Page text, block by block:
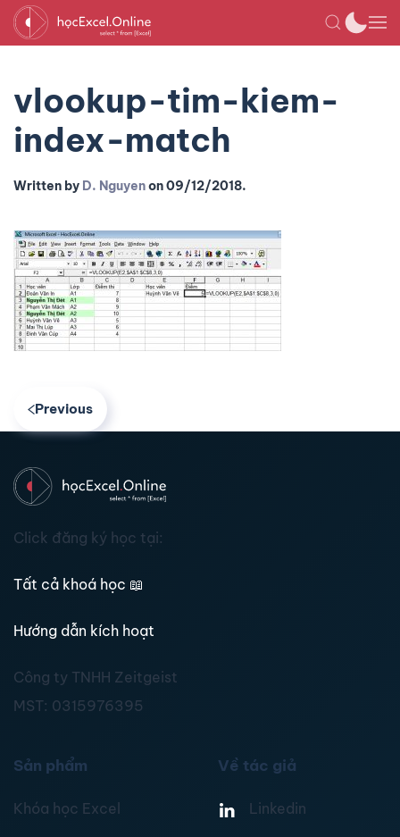
vlookup-tim-kiem-
index-match
Written by D. Nguyenon09/12/2018.
Previous
Click đăng ký học tại:
Tất cả khoá học 📖
Hướng dẫn kích hoạt
Công ty TNHH Zeitgeist
MST: 0315976395
Sản phẩm
Khóa học Excel
Về tác giả
Linkedin